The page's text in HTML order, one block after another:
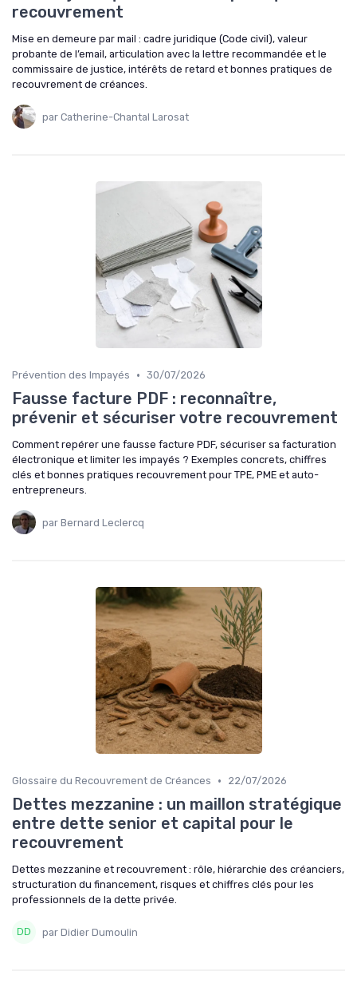
recouvrement
Mise en demeure par mail : cadre juridique (Code civil), valeur
probante de l’email, articulation avec la lettre recommandée et le
commissaire de justice, intérêts de retard et bonnes pratiques de
recouvrement de créances.
par Catherine-Chantal Larosat
Prévention des Impayés • 30/07/2026
Fausse facture PDF : reconnaître,
prévenir et sécuriser votre recouvrement
Comment repérer une fausse facture PDF, sécuriser sa facturation
électronique et limiter les impayés ? Exemples concrets, chiffres
clés et bonnes pratiques recouvrement pour TPE, PME et auto-
entrepreneurs.
par Bernard Leclercq
Glossaire du Recouvrement de Créances • 22/07/2026
Dettes mezzanine : un maillon stratégique
entre dette senior et capital pour le
recouvrement
Dettes mezzanine et recouvrement : rôle, hiérarchie des créanciers,
structuration du financement, risques et chiffres clés pour les
professionnels de la dette privée.
par Didier Dumoulin